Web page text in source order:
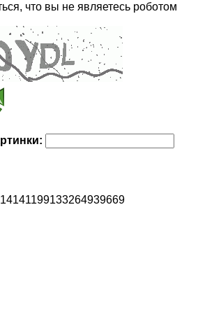
что вы не являетесь роботом